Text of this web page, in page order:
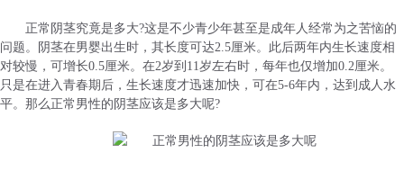
正常阴茎究竟是多大?这是不少青少年甚至是成年人经常为之苦恼的
问题。阴茎在男婴出生时，其长度可达2.5厘米。此后两年内生长速度相
对较慢，可增长0.5厘米。在2岁到11岁左右时，每年也仅增加0.2厘米。
只是在进入青春期后，生长速度才迅速加快，可在5-6年内，达到成人水
平。那么正常男性的阴茎应该是多大呢?